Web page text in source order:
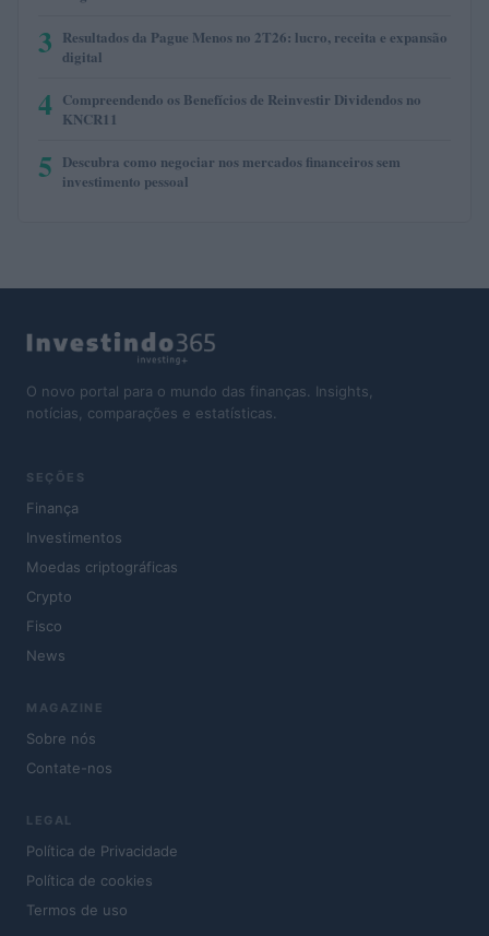
3 Resultados da Pague Menos no 2T26: lucro, receita e expansão
digital
4 Compreendendo os Benefícios de Reinvestir Dividendos no
KNCR11
5 Descubra como negociar nos mercados financeiros sem
investimento pessoal
O novo portal para o mundo das finanças. Insights,
notícias, comparações e estatísticas.
SEÇÕES
Finança
Investimentos
Moedas criptográficas
Crypto
Fisco
News
MAGAZINE
Sobre nós
Contate-nos
LEGAL
Política de Privacidade
Política de cookies
Termos de uso